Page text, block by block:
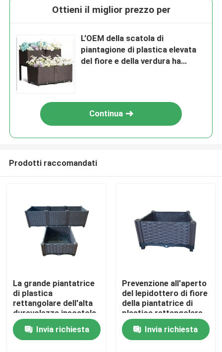
Prodotti
Chi siamo
Ottieni il miglior prezzo per
L'OEM della scatola di
piantagione di plastica elevata
del fiore e della verdura ha
Continua
Prodotti raccomandati
La grande piantatrice
di plastica
rettangolare dell'alta
durevolezza inscatola
per il patio tutte le
stagioniInvia richiesta
Prevenzione all'aperto
del lepidottero di fiore
della piantatrice di
plastica rettangolare
decorativa antiusura
del contenitore
Invia richiesta